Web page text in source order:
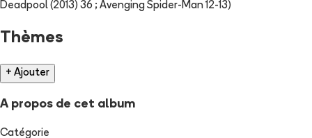
Deadpool (2013) 36 ; Avenging Spider-Man 12-13)
Thèmes
+ Ajouter
A propos de cet album
Catégorie